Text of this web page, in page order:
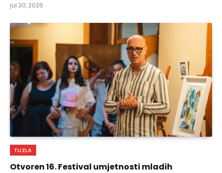
jul 30, 2026
TUZLA
Otvoren 16. Festival umjetnosti mladih